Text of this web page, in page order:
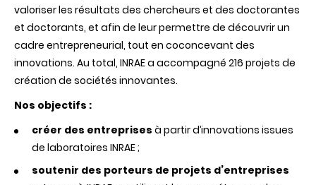
valoriser les résultats des chercheurs et des doctorantes
et doctorants, et afin de leur permettre de découvrir un
cadre entrepreneurial, tout en coconcevant des
innovations. Au total, INRAE a accompagné 216 projets de
création de sociétés innovantes.
Nos objectifs :
créer des entreprises à partir d’innovations issues
de laboratoires INRAE ;
soutenir des porteurs de projets d’entreprises